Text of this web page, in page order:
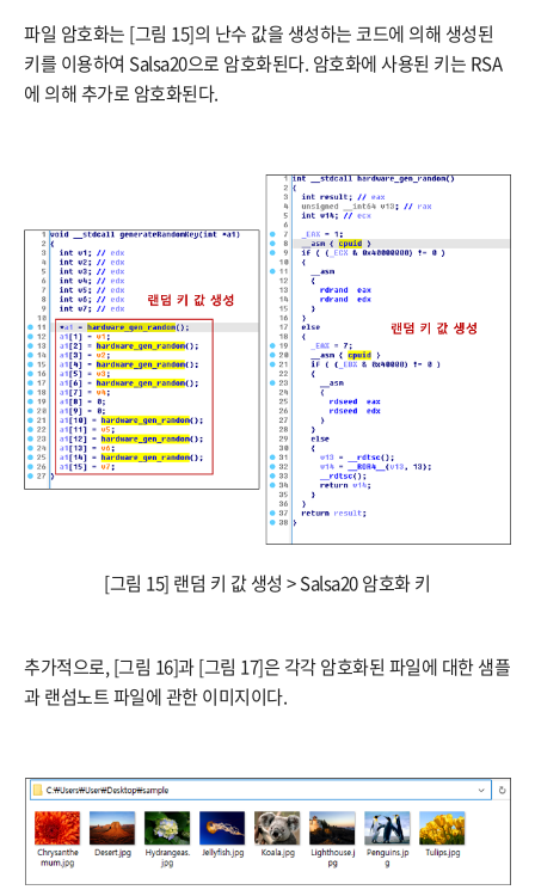
파일 암호화는 [그림 15]의 난수 값을 생성하는 코드에 의해 생성된
키를 이용하여 Salsa20으로 암호화된다. 암호화에 사용된 키는 RSA
에 의해 추가로 암호화된다.
[그림 15] 랜덤 키 값 생성 > Salsa20 암호화 키
추가적으로, [그림 16]과 [그림 17]은 각각 암호화된 파일에 대한 샘플
과 랜섬노트 파일에 관한 이미지이다.